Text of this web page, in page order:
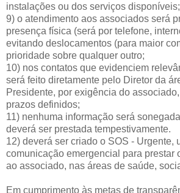
instalações ou dos serviços disponíveis;
9) o atendimento aos associados será
presença física (será por telefone,
evitando deslocamentos (para maior
prioridade sobre qualquer outro;
10) nos contatos que evidenciem
será feito diretamente pelo Diretor da
Presidente, por exigência do
prazos definidos;
11) nenhuma informação será
deverá ser prestada tempestivamente.
12) deverá ser criado o SOS - Urgente,
comunicação emergencial para prestar
ao associado, nas áreas de saúde,
Em cumprimento às metas de